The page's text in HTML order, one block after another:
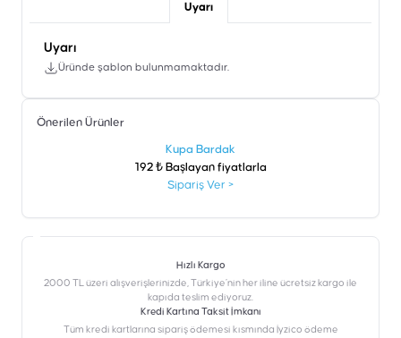
Uyarı
Uyarı
Üründe şablon bulunmamaktadır.
Önerilen Ürünler
Kupa Bardak
192 ₺ Başlayan fiyatlarla
Sipariş Ver >
Hızlı Kargo
2000 TL üzeri alışverişlerinizde, Türkiye’nin her iline ücretsiz kargo ile
kapıda teslim ediyoruz.
Kredi Kartına Taksit İmkanı
‎Tüm kredi kartlarına sipariş ödemesi kısmında İyzico ödeme